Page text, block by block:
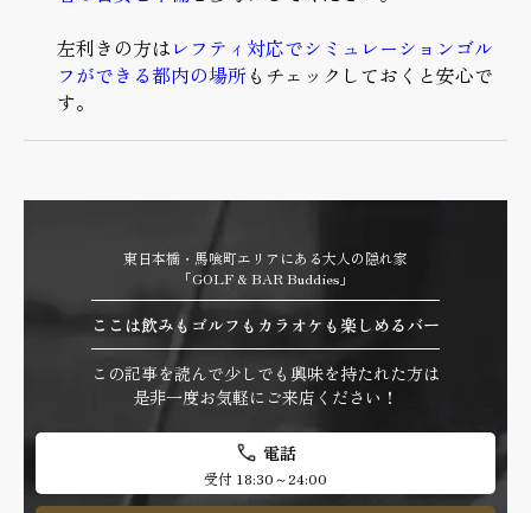
左利きの方はレフティ対応でシミュレーションゴル
フができる都内の場所もチェックしておくと安心で
す。
東日本橋・馬喰町エリアにある大人の隠れ家
「GOLF & BAR Buddies」
ここは飲みもゴルフもカラオケも楽しめるバー
この記事を読んで少しでも興味を持たれた方は
是非一度お気軽にご来店ください！
電話
受付 18:30～24:00